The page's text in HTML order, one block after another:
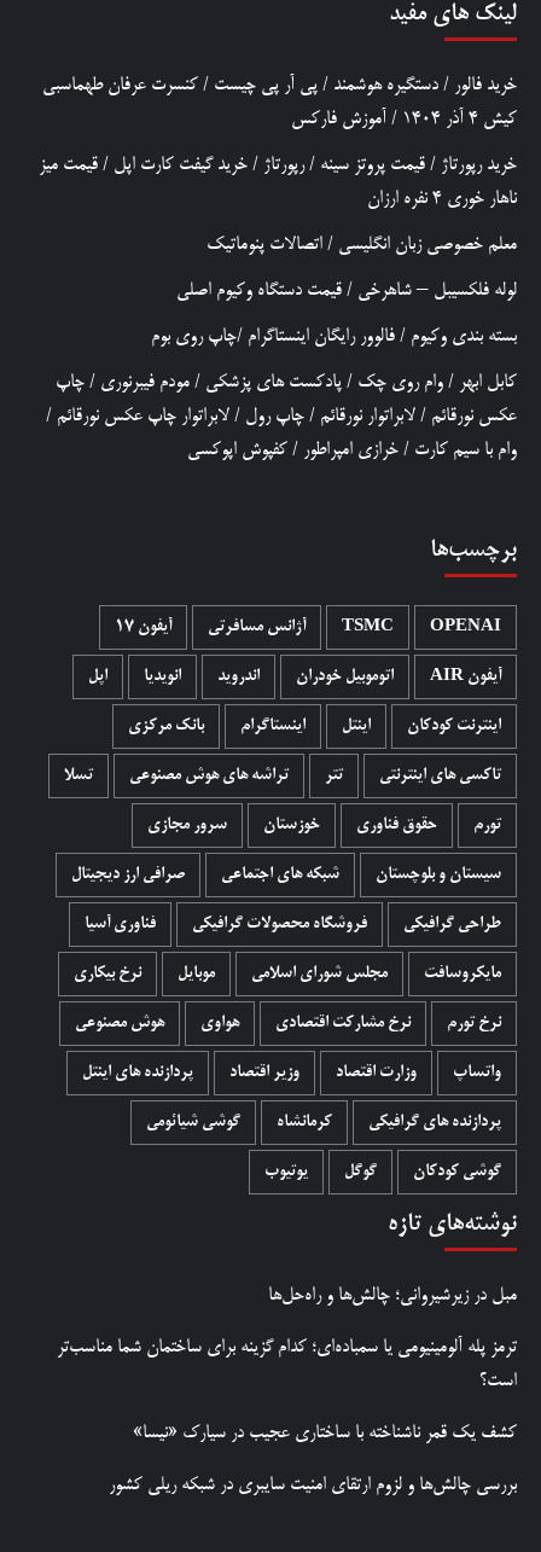
لینک های مفید
خرید فالور / دستگیره هوشمند / پی آر پی چیست / کنسرت عرفان طهماسبی
کیش 4 آذر 1404
/ آموزش فارکس
خرید رپورتاژ / قیمت پروتز سینه /رپورتاژ / خرید گیفت کارت اپل / قیمت میز
ناهار خوری 4 نفره ارزان
معلم خصوصی زبان انگلیسی / اتصالات پنوماتیک
لوله فلکسیبل – شاهرخی / قیمت دستگاه وکیوم اصلی
بسته بندی وکیوم / فالوور رایگان اینستاگرام /چاپ روی بوم
کابل ابهر / وام روی چک / پادکست های پزشکی / مودم فیبرنوری / چاپ
عکس نورقائم / لابراتوار نورقائم / چاپ رول / لابراتوار چاپ عکس نورقائم /
وام با سیم کارت / خرازی امپراطور / کفپوش اپوکسی
برچسب‌ها
OPENAI
TSMC آژانس مسافرتی آیفون 17
آیفون AIR اتوموبیل خودران اندروید انویدیا اپل
اینترنت کودکان اینتل اینستاگرام بانک مرکزی
تاکسی های اینترنتی تتر تراشه های هوش مصنوعی تسلا
تورم حقوق فناوری خوزستان سرور مجازی
سیستان و بلوچستان شبکه های اجتماعی صرافی ارز دیجیتال
طراحی گرافیکی فروشگاه محصولات گرافيکی فناوری آسیا
مایکروسافت مجلس شورای اسلامی موبایل نرخ بیکاری
نرخ تورم نرخ مشارکت اقتصادی هواوی هوش مصنوعی
واتساپ وزارت اقتصاد وزیر اقتصاد پردازنده های اینتل
پردازنده های گرافیکی کرمانشاه گوشی شیائومی
گوشی کودکان گوگل یوتیوب
نوشته‌های تازه
مبل در زیرشیروانی؛ چالش‌ها و راه‌حل‌ها
ترمز پله آلومینیومی یا سمباده‌ای؛ کدام گزینه برای ساختمان شما مناسب‌تر
است؟
کشف یک قمر ناشناخته با ساختاری عجیب در سیارک «نیسا»
بررسی چالش‌ها و لزوم ارتقای امنیت سایبری در شبکه ریلی کشور